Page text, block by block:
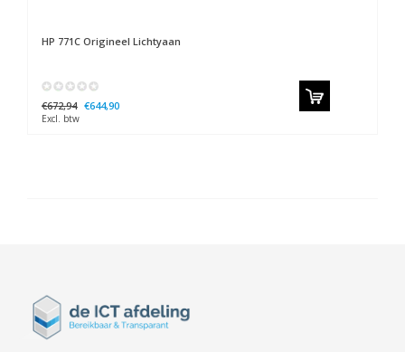
HP 771C Origineel Lichtyaan
€672,94 €644,90
Excl. btw